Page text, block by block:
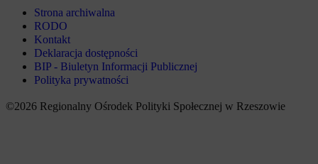
Strona archiwalna
RODO
Kontakt
Deklaracja dostępności
BIP - Biuletyn Informacji Publicznej
Polityka prywatności
©2026 Regionalny Ośrodek Polityki Społecznej w Rzeszowie